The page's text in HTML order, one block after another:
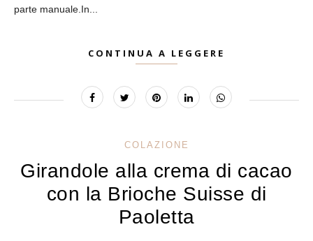
parte manuale.In...
CONTINUA A LEGGERE
COLAZIONE
Girandole alla crema di cacao
con la Brioche Suisse di
Paoletta